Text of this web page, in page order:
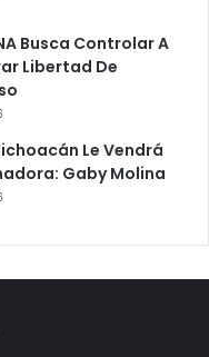
Busca Controlar A
Libertad De
Le Vendrá
Gaby Molina